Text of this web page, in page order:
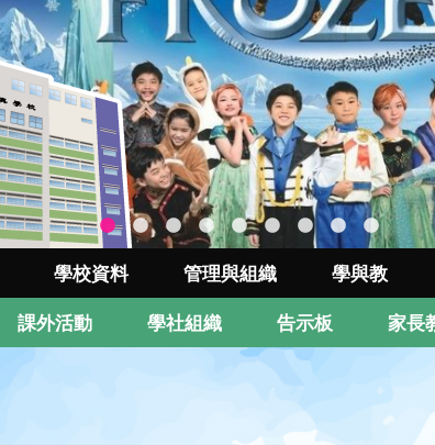
學校資料 管理與組織 學與教
課外活動 學社組織 告示板 家長